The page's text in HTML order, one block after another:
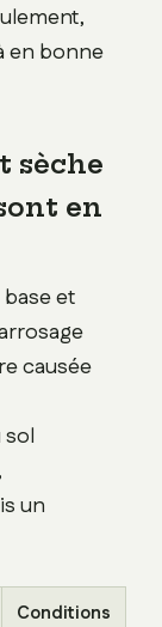
en bonne
sèche
en
et
causée
un
Conditions